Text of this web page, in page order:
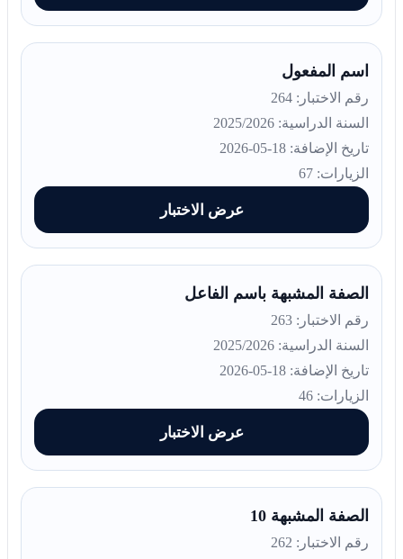
اسم المفعول
رقم الاختبار: 264
السنة الدراسية: 2025/2026
تاريخ الإضافة: 18-05-2026
الزيارات: 67
عرض الاختبار
الصفة المشبهة باسم الفاعل
رقم الاختبار: 263
السنة الدراسية: 2025/2026
تاريخ الإضافة: 18-05-2026
الزيارات: 46
عرض الاختبار
الصفة المشبهة 10
رقم الاختبار: 262